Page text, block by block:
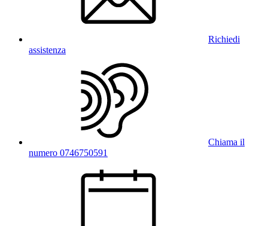
Richiedi
assistenza
Chiama il
numero 0746750591